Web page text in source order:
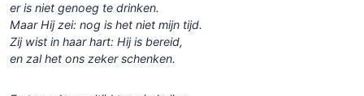
er is niet genoeg te drinken.
Maar Hij zei: nog is het niet mijn tijd.
Zij wist in haar hart: Hij is bereid,
en zal het ons zeker schenken.